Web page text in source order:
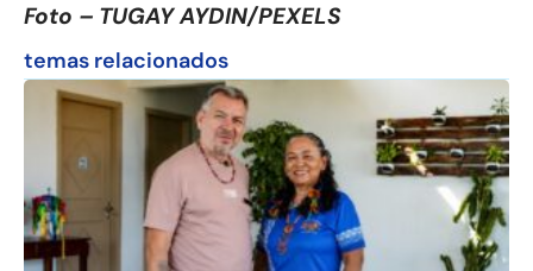
Foto – TUGAY AYDIN/PEXELS
temas relacionados